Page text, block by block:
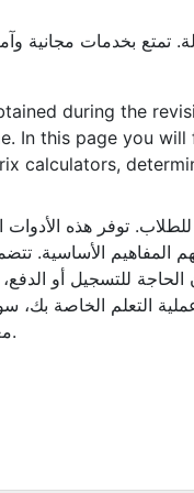
تمتع بخدمات
during the
In this page you
calculators,
للطلاب. توفر هذه
الأساسية.
للتسجيل أو
التعلم الخاصة
معقدة وتحقيق النجاح الأكاديمي في مجال الرياضيات بكل يسر وفعالية.